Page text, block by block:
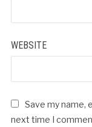
WEBSITE
Save my name,
next time I